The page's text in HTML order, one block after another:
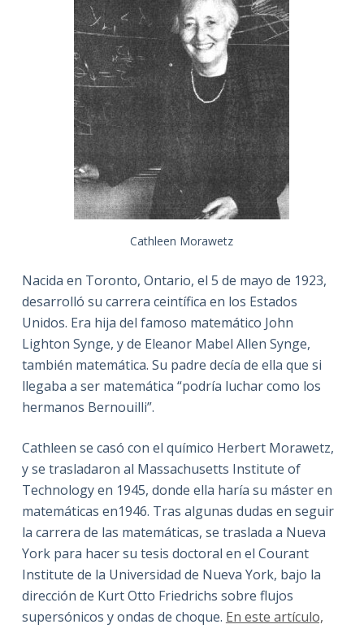
Cathleen Morawetz
Nacida en Toronto, Ontario, el 5 de mayo de 1923,
desarrolló su carrera ceintífica en los Estados
Unidos. Era hija del famoso matemático John
Lighton Synge, y de Eleanor Mabel Allen Synge,
también matemática. Su padre decía de ella que si
llegaba a ser matemática “podría luchar como los
hermanos Bernouilli”.
Cathleen se casó con el químico Herbert Morawetz,
y se trasladaron al Massachusetts Institute of
Technology en 1945, donde ella haría su máster en
matemáticas en1946. Tras algunas dudas en seguir
la carrera de las matemáticas, se traslada a Nueva
York para hacer su tesis doctoral en el Courant
Institute de la Universidad de Nueva York, bajo la
dirección de Kurt Otto Friedrichs sobre flujos
supersónicos y ondas de choque. En este artículo,